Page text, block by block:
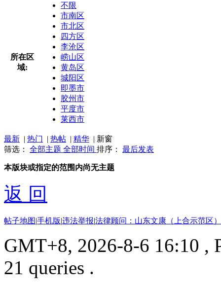
所在区
域:
不限
市南区
市北区
四方区
李沧区
崂山区
黄岛区
城阳区
即墨市
胶州市
平度市
莱西市
最新 | 热门 | 热帖 | 精华 | 新窗
筛选： 全部主题 全部时间 排序： 最后发表
本版块或指定的范围内尚无主题
返 回
帖子地图|手机版|违法举报|法律顾问：山东文康（上合示范区
GMT+8, 2026-8-6 16:10 ,
21 queries .